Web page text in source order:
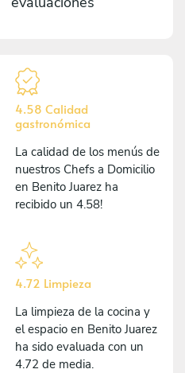
4.58 Calidad
gastronómica
La calidad de los menús de
nuestros Chefs a Domicilio
en Benito Juarez ha
recibido un 4.58!
4.72 Limpieza
La limpieza de la cocina y
el espacio en Benito Juarez
ha sido evaluada con un
4.72 de media.